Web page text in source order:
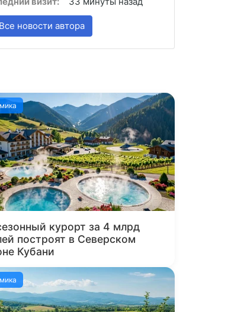
Все новости автора
курорт за 4 млрд
построят в Северском
Кубани